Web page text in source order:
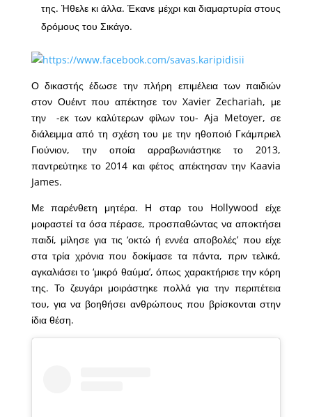
της. Ήθελε κι άλλα. Έκανε μέχρι και διαμαρτυρία στους
δρόμους του Σικάγο.
Ο δικαστής έδωσε την πλήρη επιμέλεια των παιδιών
στον Ουέιντ που απέκτησε τον Xavier Zechariah, με
την -εκ των καλύτερων φίλων του- Αja Metoyer, σε
διάλειμμα από τη σχέση του με την ηθοποιό Γκάμπριελ
Γιούνιον, την οποία αρραβωνιάστηκε το 2013,
παντρεύτηκε το 2014 και φέτος απέκτησαν την Kaavia
James.
Με παρένθετη μητέρα. Η σταρ του Hollywood είχε
μοιραστεί τα όσα πέρασε, προσπαθώντας να αποκτήσει
παιδί, μίλησε για τις ‘οκτώ ή εννέα αποβολές’ που είχε
στα τρία χρόνια που δοκίμασε τα πάντα, πριν τελικά,
αγκαλιάσει το ‘μικρό θαύμα’, όπως χαρακτήρισε την κόρη
της. Το ζευγάρι μοιράστηκε πολλά για την περιπέτεια
του, για να βοηθήσει ανθρώπους που βρίσκονται στην
ίδια θέση.